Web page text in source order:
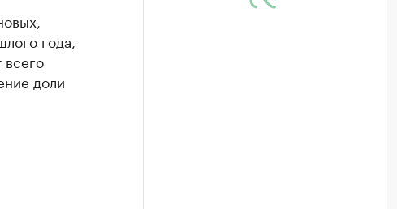
года,
доли